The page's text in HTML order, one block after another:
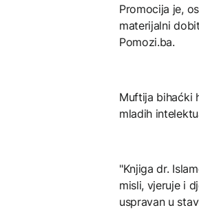
Promocija je,
materijalni
Pomozi.ba.
Muftija bihaćki
mladih
"Knjiga dr.
misli, vjeruje i
uspravan u